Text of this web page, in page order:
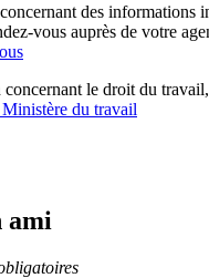
des informations
vous auprès de votre
le droit du travail
du travail
ami